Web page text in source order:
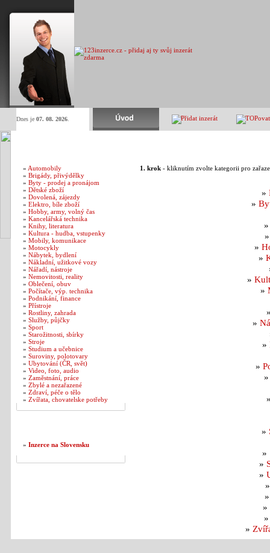
Dnes je 07. 08. 2026
» Automobily
» Brigády, přivýdělky
» Byty - prodej a pronájom
» Dětské zboží
» Dovolená, zájezdy
» Elektro, bíle zboží
» Hobby, army, volný čas
» Kancelářská technika
» Knihy, literatura
» Kultura - hudba, vstupenky
» Mobily, komunikace
» Motocykly
» Nábytek, bydlení
» Nákladní, užitkové vozy
» Nářadí, nástroje
» Nemovitosti, reality
» Oblečení, obuv
» Počítače, výp. technika
» Podnikání, finance
» Přístroje
» Rostliny, zahrada
» Služby, půjčky
» Sport
» Starožitnosti, sbírky
» Stroje
» Studium a učebnice
» Suroviny, polotovary
» Ubytování (ČR, svět)
» Video, foto, audio
» Zaměstnání, práce
» Zbylé a nezařazené
» Zdraví, péče o tělo
» Zvířata, chovatelske potřeby
» Inzerce na Slovensku
1. krok - kliknutím zvolte kategorii pro
»
»
»
»
»
»
»
»
»
»
»
»
»
»
»